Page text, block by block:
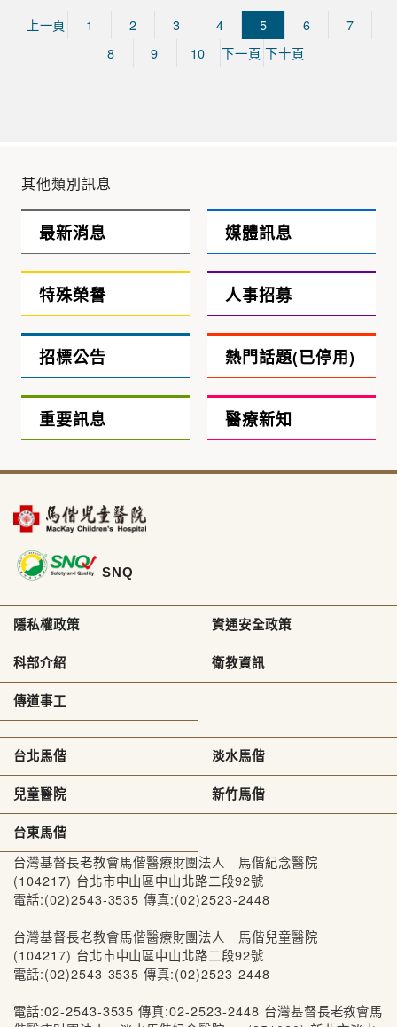
上一頁 1 2 3 4 5 6
7
8
9 10 下一頁 下十頁
其他類別訊息
最新消息 媒體訊息
特殊榮譽 人事招募
招標公告 熱門話題(已停用)
重要訊息 醫療新知
SNQ
隱私權政策 資通安全政策
科部介紹 衛教資訊
傳道事工
台北馬偕 淡水馬偕
兒童醫院 新竹馬偕
台東馬偕
台灣基督長老教會馬偕醫療財團法人 馬偕紀念醫院
(104217) 台北市中山區中山北路二段92號
電話:(02)2543-3535 傳真:(02)2523-2448
台灣基督長老教會馬偕醫療財團法人 馬偕兒童醫院
(104217) 台北市中山區中山北路二段92號
電話:(02)2543-3535 傳真:(02)2523-2448
電話:02-2543-3535 傳真:02-2523-2448 台灣基督長老教會馬